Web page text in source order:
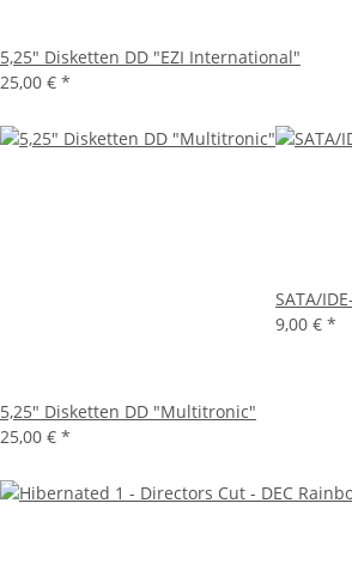
5,25" Disketten DD "EZI International"
25,00 € *
5,25" Disketten DD "Multitronic"
25,00 € *
SATA/
9,00 € *